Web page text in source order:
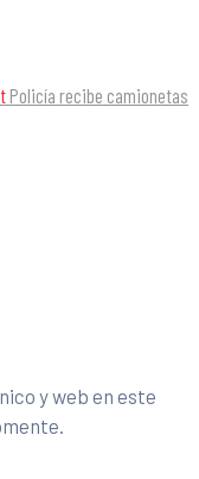
Policía recibe camionetas
y web en este